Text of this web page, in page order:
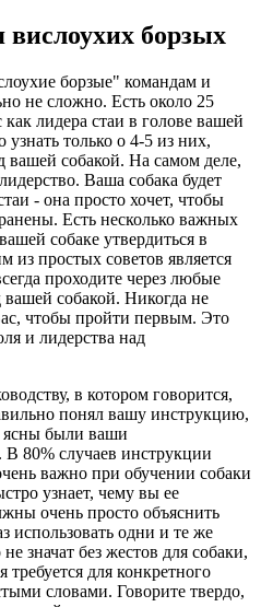
вислоухих борзых
борзые" командам и
не сложно. Есть около 25
лидера стаи в голове вашей
только о 4-5 из них,
вашей собакой. На самом деле,
Ваша собака будет
- она просто хочет, чтобы
Есть несколько важных
собаке утвердиться в
из простых советов является
проходите через любые
вашей собакой. Никогда не
чтобы пройти первым. Это
и лидерства над
в котором говорится,
понял вашу инструкцию,
ясны были ваши
80% случаев инструкции
важно при обучении собаки
узнает, чему вы ее
очень просто объяснить
использовать одни и те же
значат без жестов для собаки,
требуется для конкретного
словами. Говорите твердо,